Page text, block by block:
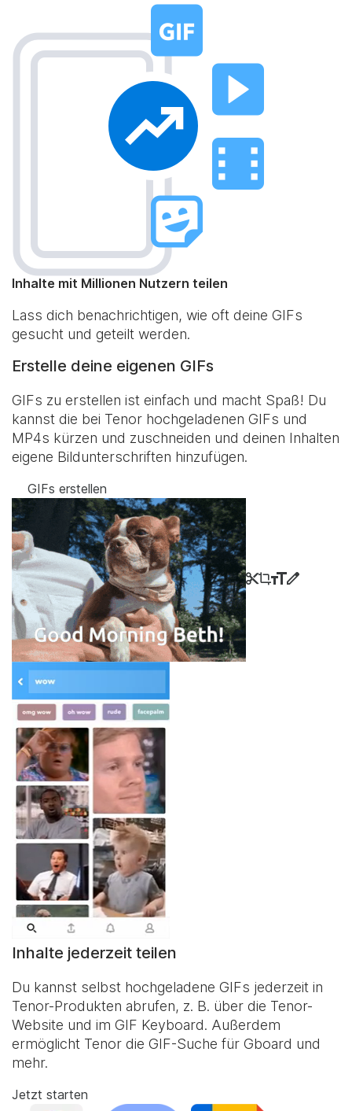
Inhalte mit Millionen Nutzern teilen
Lass dich benachrichtigen, wie oft deine GIFs
gesucht und geteilt werden.
Erstelle deine eigenen GIFs
GIFs zu erstellen ist einfach und macht Spaß! Du
kannst die bei Tenor hochgeladenen GIFs und
MP4s kürzen und zuschneiden und deinen Inhalten
eigene Bildunterschriften hinzufügen.
GIFs erstellen
Inhalte jederzeit teilen
Du kannst selbst hochgeladene GIFs jederzeit in
Tenor-Produkten abrufen, z. B. über die Tenor-
Website und im GIF Keyboard. Außerdem
ermöglicht Tenor die GIF-Suche für Gboard und
mehr.
Jetzt starten